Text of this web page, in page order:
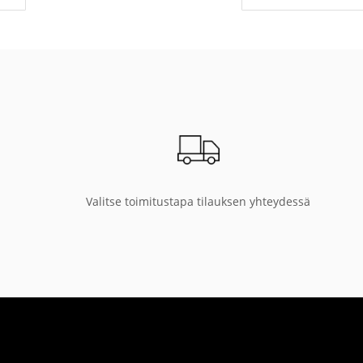
Valitse toimitustapa tilauksen yhteydessä